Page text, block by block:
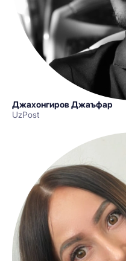
Джахонгиров Джаъфар
UzPost